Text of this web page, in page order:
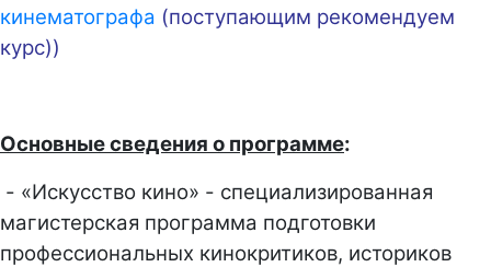
кинематографа (поступающим рекомендуем
курс))
Основные сведения о программе:
- «Искусство кино» - специализированная
магистерская программа подготовки
профессиональных кинокритиков, историков